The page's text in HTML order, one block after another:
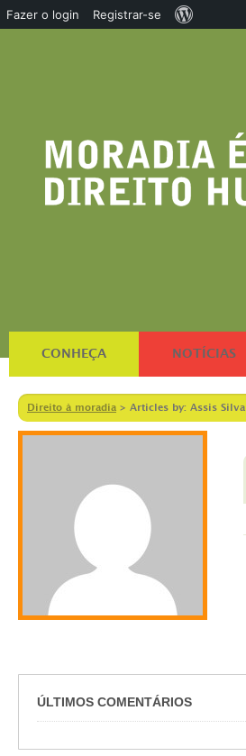
CONHEÇA NOTÍCIAS
Direito à moradia > Articles by: Assis Silva
ÚLTIMOS COMENTÁRIOS
Fazer o login Registrar-se